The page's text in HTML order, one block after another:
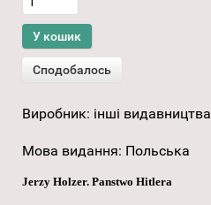
Виробник: інші видавництва
Мова видання: Польська
Jerzy Holzer. Panstwo Hitlera